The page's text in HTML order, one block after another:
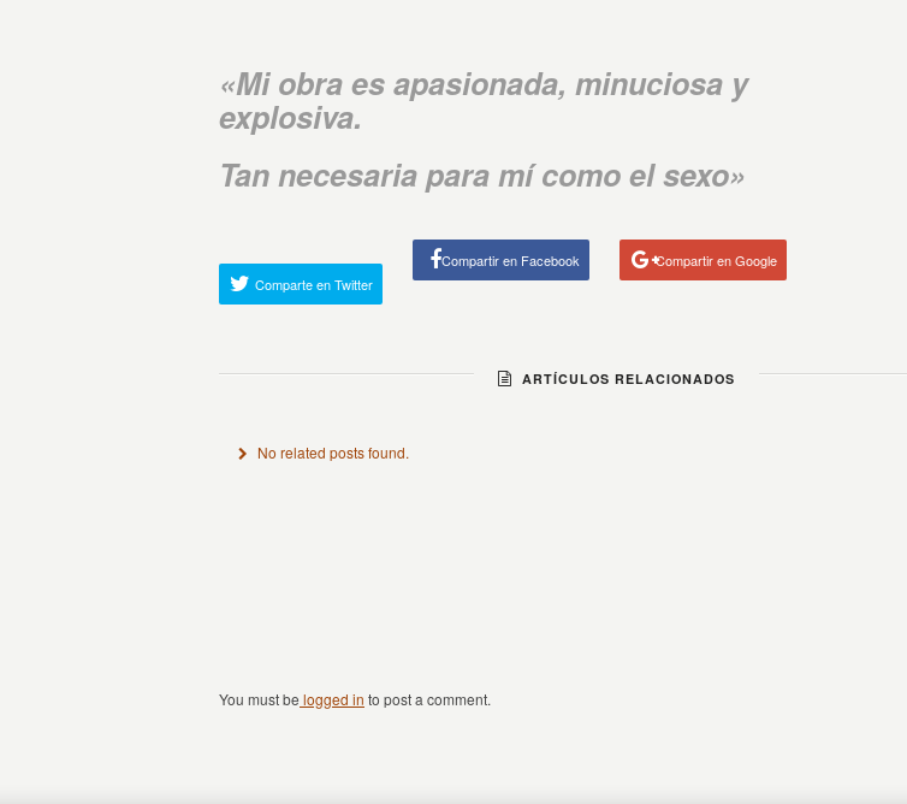
«Mi obra es apasionada, minuciosa y
explosiva.
Tan necesaria para mí como el sexo»
Comparte en Twitter
Compartir en Facebook Compartir en Google
ARTÍCULOS RELACIONADOS
No related posts found.
You must be logged in to post a comment.